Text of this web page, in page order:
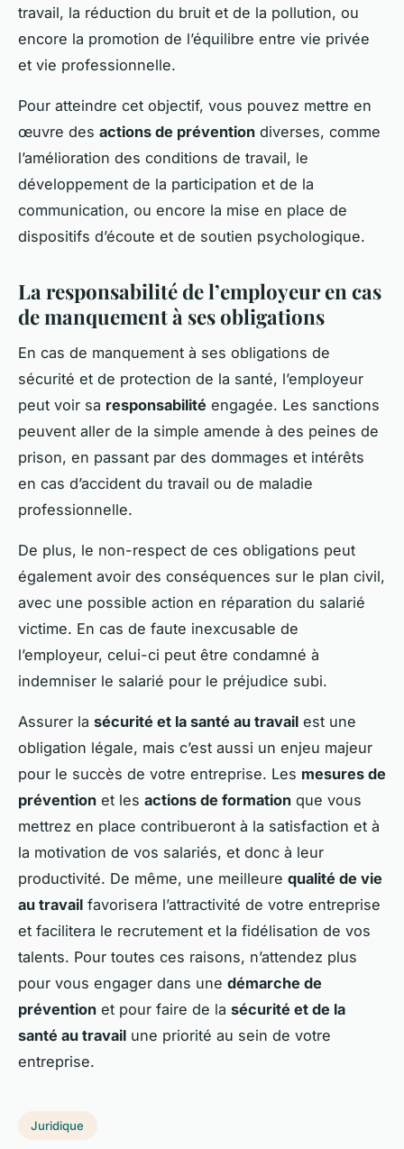
travail, la réduction du bruit et de la pollution, ou
encore la promotion de l’équilibre entre vie privée
et vie professionnelle.
Pour atteindre cet objectif, vous pouvez mettre en
œuvre des actions de prévention diverses, comme
l’amélioration des conditions de travail, le
développement de la participation et de la
communication, ou encore la mise en place de
dispositifs d’écoute et de soutien psychologique.
La responsabilité de l’employeur en cas
de manquement à ses obligations
En cas de manquement à ses obligations de
sécurité et de protection de la santé, l’employeur
peut voir sa responsabilité engagée. Les sanctions
peuvent aller de la simple amende à des peines de
prison, en passant par des dommages et intérêts
en cas d’accident du travail ou de maladie
professionnelle.
De plus, le non-respect de ces obligations peut
également avoir des conséquences sur le plan civil,
avec une possible action en réparation du salarié
victime. En cas de faute inexcusable de
l’employeur, celui-ci peut être condamné à
indemniser le salarié pour le préjudice subi.
Assurer la sécurité et la santé au travail est une
obligation légale, mais c’est aussi un enjeu majeur
pour le succès de votre entreprise. Les mesures de
prévention et les actions de formation que vous
mettrez en place contribueront à la satisfaction et à
la motivation de vos salariés, et donc à leur
productivité. De même, une meilleure qualité de vie
au travail favorisera l’attractivité de votre entreprise
et facilitera le recrutement et la fidélisation de vos
talents. Pour toutes ces raisons, n’attendez plus
pour vous engager dans une démarche de
prévention et pour faire de la sécurité et de la
santé au travail une priorité au sein de votre
entreprise.
Juridique